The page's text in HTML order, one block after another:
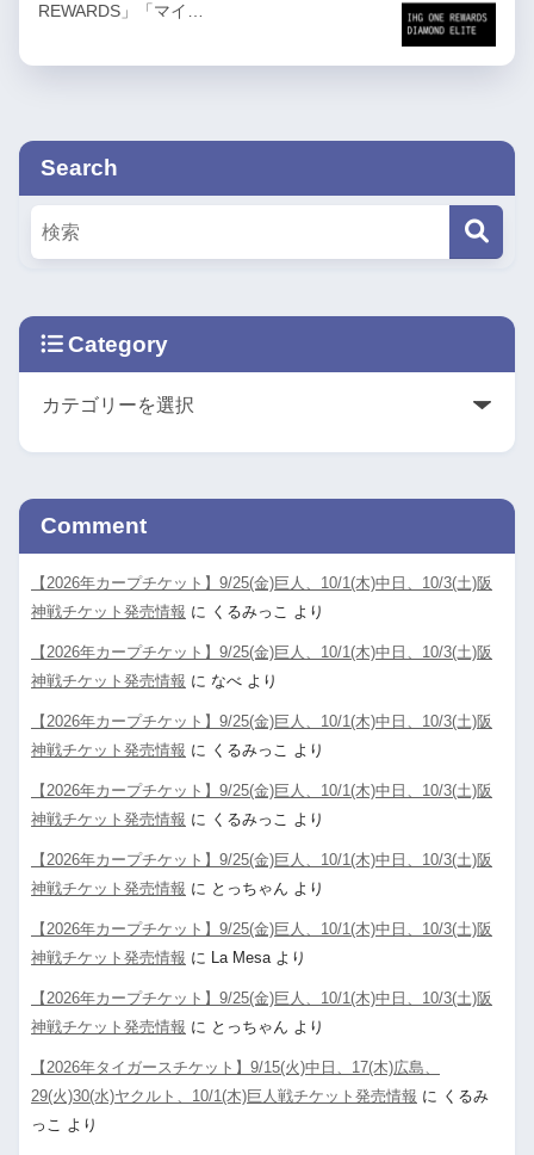
REWARDS」「マイ…
Search
Category
Comment
【2026年カープチケット】9/25(金)巨人、10/1(木)中日、10/3(土)阪
神戦チケット発売情報 に くるみっこ より
【2026年カープチケット】9/25(金)巨人、10/1(木)中日、10/3(土)阪
神戦チケット発売情報 に なべ より
【2026年カープチケット】9/25(金)巨人、10/1(木)中日、10/3(土)阪
神戦チケット発売情報 に くるみっこ より
【2026年カープチケット】9/25(金)巨人、10/1(木)中日、10/3(土)阪
神戦チケット発売情報 に くるみっこ より
【2026年カープチケット】9/25(金)巨人、10/1(木)中日、10/3(土)阪
神戦チケット発売情報 に とっちゃん より
【2026年カープチケット】9/25(金)巨人、10/1(木)中日、10/3(土)阪
神戦チケット発売情報 に La Mesaより
【2026年カープチケット】9/25(金)巨人、10/1(木)中日、10/3(土)阪
神戦チケット発売情報 に とっちゃん より
【2026年タイガースチケット】9/15(火)中日、17(木)広島、
29(火)30(水)ヤクルト、10/1(木)巨人戦チケット発売情報 に くるみ
っこ より